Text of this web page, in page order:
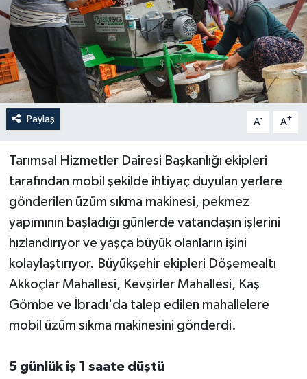
Paylaş A- A+
Tarımsal Hizmetler Dairesi Başkanlığı ekipleri
tarafından mobil şekilde ihtiyaç duyulan yerlere
gönderilen üzüm sıkma makinesi, pekmez
yapımının başladığı günlerde vatandaşın işlerini
hızlandırıyor ve yaşça büyük olanların işini
kolaylaştırıyor. Büyükşehir ekipleri Döşemealtı
Akkoçlar Mahallesi, Kevşirler Mahallesi, Kaş
Gömbe ve İbradı'da talep edilen mahallelere
mobil üzüm sıkma makinesini gönderdi.
5 günlük iş 1 saate düştü
Magazin
Öğle Bülteni
Siyaset
Sosyal medya
Spor
Teknoloji
Televizyon
Turizm